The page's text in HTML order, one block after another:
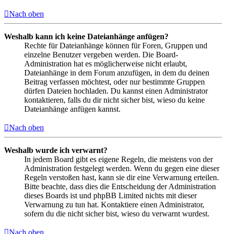
Nach oben
Weshalb kann ich keine Dateianhänge anfügen?
Rechte für Dateianhänge können für Foren, Gruppen und
einzelne Benutzer vergeben werden. Die Board-
Administration hat es möglicherweise nicht erlaubt,
Dateianhänge in dem Forum anzufügen, in dem du deinen
Beitrag verfassen möchtest, oder nur bestimmte Gruppen
dürfen Dateien hochladen. Du kannst einen Administrator
kontaktieren, falls du dir nicht sicher bist, wieso du keine
Dateianhänge anfügen kannst.
Nach oben
Weshalb wurde ich verwarnt?
In jedem Board gibt es eigene Regeln, die meistens von der
Administration festgelegt werden. Wenn du gegen eine dieser
Regeln verstoßen hast, kann sie dir eine Verwarnung erteilen.
Bitte beachte, dass dies die Entscheidung der Administration
dieses Boards ist und phpBB Limited nichts mit dieser
Verwarnung zu tun hat. Kontaktiere einen Administrator,
sofern du die nicht sicher bist, wieso du verwarnt wurdest.
Nach oben